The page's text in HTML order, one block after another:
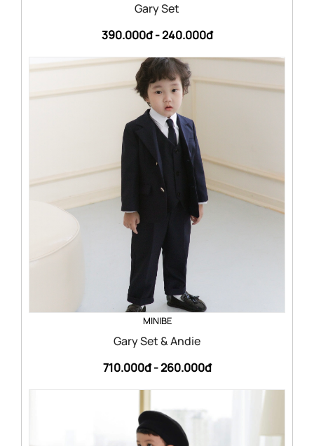
Gary Set
390.000đ -240.000đ
MINIBE
Gary Set & Andie
710.000đ -260.000đ